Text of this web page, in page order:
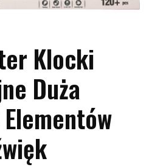
Klocki
Duża